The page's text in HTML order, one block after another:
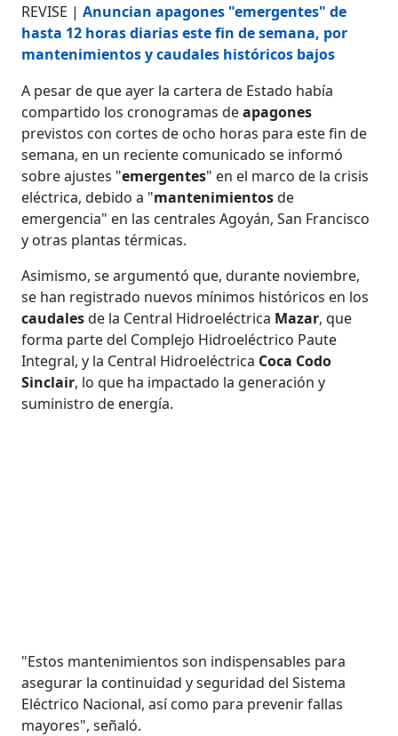
REVISE |Anuncian apagones "emergentes" de
hasta 12 horas diarias este fin de semana, por
mantenimientos y caudales históricos bajos
A pesar de que ayer la cartera de Estado había
compartido los cronogramas deapagones
previstos con cortes de ocho horas para este fin de
semana, en un reciente comunicado se informó
sobre ajustes "emergentes" en el marco de la crisis
eléctrica, debido a "mantenimientosde
emergencia" en las centrales Agoyán, San Francisco
y otras plantas térmicas.
Asimismo, se argumentó que, durante noviembre,
se han registrado nuevos mínimos históricos en los
caudalesde la Central Hidroeléctrica Mazar, que
forma parte del Complejo Hidroeléctrico Paute
Integral, y la Central Hidroeléctrica Coca Codo
Sinclair, lo que ha impactado la generación y
suministro de energía.
"Estos mantenimientos son indispensables para
asegurar la continuidad y seguridad del Sistema
Eléctrico Nacional, así como para prevenir fallas
mayores", señaló.